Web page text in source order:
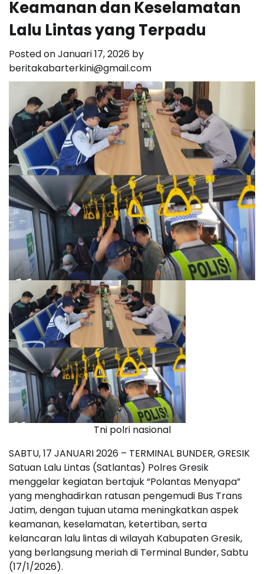
Keamanan dan Keselamatan
Lalu Lintas yang Terpadu
Posted onJanuari 17, 2026 by
beritakabarterkini@gmail.com
Tni polri nasional
SABTU, 17 JANUARI 2026 – TERMINAL BUNDER, GRESIK
Satuan Lalu Lintas (Satlantas) Polres Gresik
menggelar kegiatan bertajuk “Polantas Menyapa”
yang menghadirkan ratusan pengemudi Bus Trans
Jatim, dengan tujuan utama meningkatkan aspek
keamanan, keselamatan, ketertiban, serta
kelancaran lalu lintas di wilayah Kabupaten Gresik,
yang berlangsung meriah di Terminal Bunder, Sabtu
(17/1/2026).